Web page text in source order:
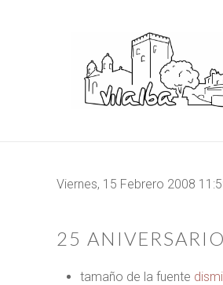
Viernes, 15 Febrero 2008
25 ANIVERSARIO
tamaño de la fuente